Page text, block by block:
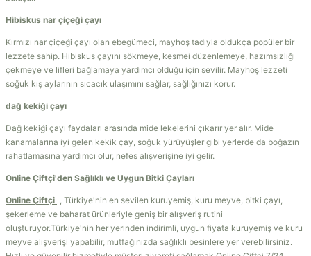
Hibiskus nar çiçeği çayı
Kırmızı nar çiçeği çayı olan ebegümeci, mayhoş tadıyla oldukça popüler bir
lezzete sahip. Hibiskus çayını sökmeye, kesmei düzenlemeye, hazımsızlığı
çekmeye ve lifleri bağlamaya yardımcı olduğu için sevilir. Mayhoş lezzeti
soğuk kış aylarının sıcacık ulaşımını sağlar, sağlığınızı korur.
dağ kekiği çayı
Dağ kekiği çayı faydaları arasında mide lekelerini çıkarır yer alır. Mide
kanamalarına iyi gelen kekik çay, soğuk yürüyüşler gibi yerlerde da boğazın
rahatlamasına yardımcı olur, nefes alışverişine iyi gelir.
Online Çiftçi'den Sağlıklı ve Uygun Bitki Çayları
Online Çiftçi
, Türkiye'nin en sevilen kuruyemiş, kuru meyve, bitki çayı,
şekerleme ve baharat ürünleriyle geniş bir alışveriş rutini
oluşturuyor.Türkiye'nin her yerinden indirimli, uygun fiyata kuruyemiş ve kuru
meyve alışverişi yapabilir, mutfağınızda sağlıklı besinlere yer verebilirsiniz.